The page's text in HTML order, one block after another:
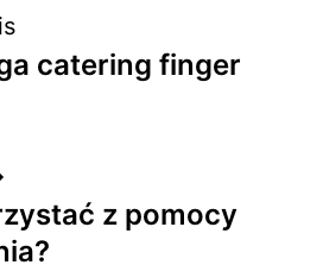
catering finger
z pomocy